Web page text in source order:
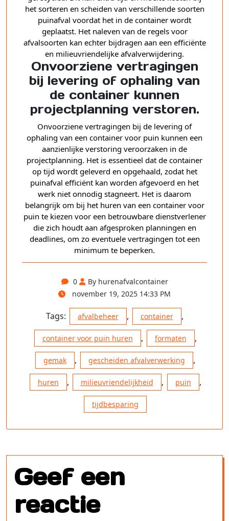
het sorteren en scheiden van verschillende soorten
puinafval voordat het in de container wordt
geplaatst. Het naleven van de regels voor
afvalsoorten kan echter bijdragen aan een efficiënte
en milieuvriendelijke afvalverwijdering.
Onvoorziene vertragingen
bij levering of ophaling van
de container kunnen
projectplanning verstoren.
Onvoorziene vertragingen bij de levering of
ophaling van een container voor puin kunnen een
aanzienlijke verstoring veroorzaken in de
projectplanning. Het is essentieel dat de container
op tijd wordt geleverd en opgehaald, zodat het
puinafval efficiënt kan worden afgevoerd en het
werk niet onnodig stagneert. Het is daarom
belangrijk om bij het huren van een container voor
puin te kiezen voor een betrouwbare dienstverlener
die zich houdt aan afgesproken planningen en
deadlines, om zo eventuele vertragingen tot een
minimum te beperken.
0
By hurenafvalcontainer
november 19, 2025 14:33 PM
Tags: afvalbeheer , container ,
container voor puin huren , formaten ,
gemak , gescheiden afvalverwerking ,
huren , milieuvriendelijkheid , puin ,
tijdbesparing
Geef een
reactie